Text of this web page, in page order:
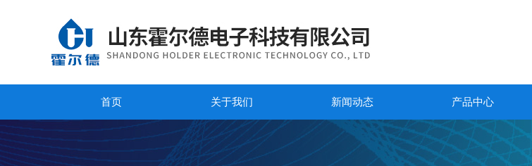
首页 关于我们 新闻动态 产品中心